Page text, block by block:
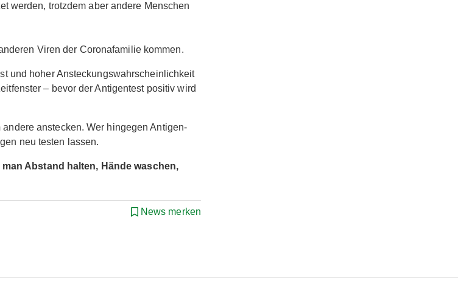
werden, trotzdem aber andere Menschen
Viren der Coronafamilie kommen.
und hoher Ansteckungswahrscheinlichkeit
– bevor der Antigentest positiv wird
anstecken. Wer hingegen Antigen-
neu testen lassen.
Abstand halten, Hände waschen,
News merken